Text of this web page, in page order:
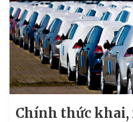
Chính thức khai,